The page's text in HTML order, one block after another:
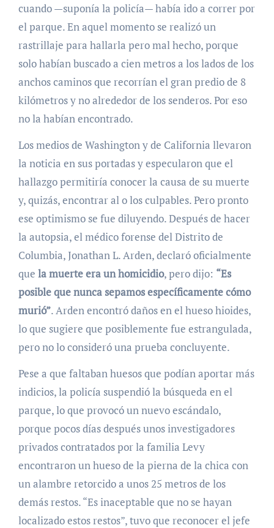
cuando —suponía la policía— había ido a correr por
el parque. En aquel momento se realizó un
rastrillaje para hallarla pero mal hecho, porque
solo habían buscado a cien metros a los lados de los
anchos caminos que recorrían el gran predio de 8
kilómetros y no alrededor de los senderos. Por eso
no la habían encontrado.
Los medios de Washington y de California llevaron
la noticia en sus portadas y especularon que el
hallazgo permitiría conocer la causa de su muerte
y, quizás, encontrar al o los culpables. Pero pronto
ese optimismo se fue diluyendo. Después de hacer
la autopsia, el médico forense del Distrito de
Columbia, Jonathan L. Arden, declaró oficialmente
que la muerte era un homicidio, pero dijo: “Es
posible que nunca sepamos específicamente cómo
murió”. Arden encontró daños en el hueso hioides,
lo que sugiere que posiblemente fue estrangulada,
pero no lo consideró una prueba concluyente.
Pese a que faltaban huesos que podían aportar más
indicios, la policía suspendió la búsqueda en el
parque, lo que provocó un nuevo escándalo,
porque pocos días después unos investigadores
privados contratados por la familia Levy
encontraron un hueso de la pierna de la chica con
un alambre retorcido a unos 25 metros de los
demás restos. “Es inaceptable que no se hayan
localizado estos restos”, tuvo que reconocer el jefe